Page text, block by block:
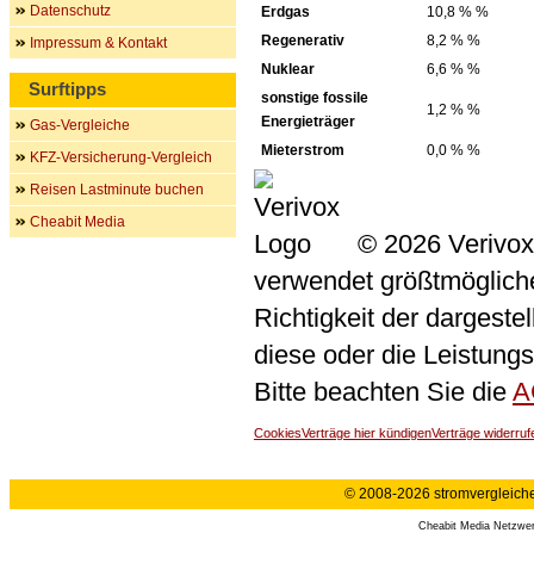
Erdgas
10,8 % %
Regenerativ
8,2 % %
Nuklear
6,6 % %
sonstige fossile
Energieträger
1,2 % %
Mieterstrom 0,0 % %
© 2026
verwendet
Richtigkeit der
diese oder die
Bitte beachten Sie die
CookiesVerträge hier kündigenVerträge
Datenschutz
Impressum & Kontakt
Surftipps
Gas-Vergleiche
KFZ-Versicherung-Vergleich
Reisen Lastminute buchen
Cheabit Media
© 2008-2026
Cheabit Media